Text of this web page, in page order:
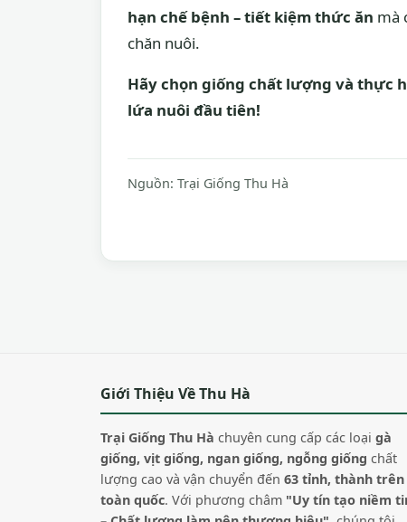
hạn chế bệnh – tiết kiệm thức ăn mà
chăn nuôi.
Hãy chọn giống chất lượng và thực
lứa nuôi đầu tiên!
Nguồn: Trại Giống Thu Hà
Giới Thiệu Về Thu Hà
Trại Giống Thu Hà chuyên cung cấp các loại gà
giống, vịt giống, ngan giống, ngỗng giống chất
lượng cao và vận chuyển đến 63 tỉnh, thành trên
toàn quốc. Với phương châm "Uy tín tạo niềm